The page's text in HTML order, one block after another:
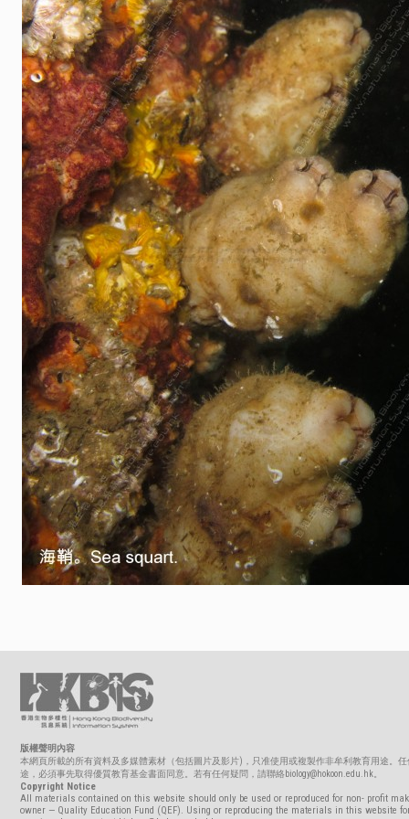
版權聲明內容
本網頁所載的所有資料及多媒體素材（包括圖片及影片)，只准使用或複製作非牟利教育用途。
途，必須事先取得優質教育基金書面同意。若有任何疑問，請聯絡biology@hokoon.edu.hk。
Copyright Notice
All materials contained on this website should only be used or reproduced for non- profit
owner — Quality Education Fund (QEF). Using or reproducing the materials in this website